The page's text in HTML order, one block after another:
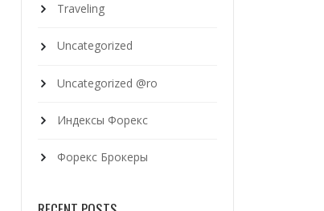
Traveling
Uncategorized
Uncategorized @ro
Индексы Форекс
Форекс Брокеры